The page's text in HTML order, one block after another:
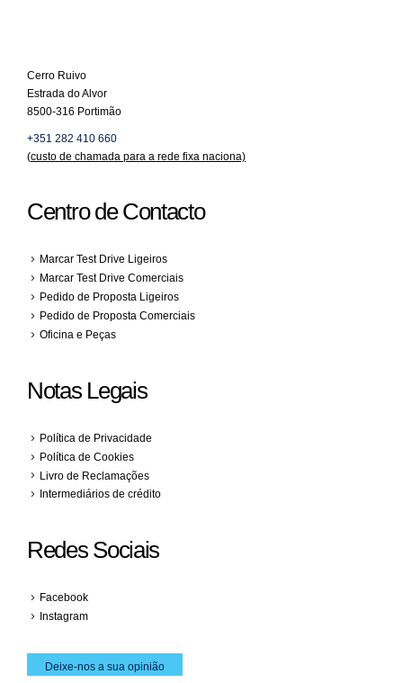
Cerro Ruivo
Estrada do Alvor
8500-316 Portimão
+351 282 410 660
(custo de chamada para a rede fixa naciona)
Centro de Contacto
Marcar Test Drive Ligeiros
Marcar Test Drive Comerciais
Pedido de Proposta Ligeiros
Pedido de Proposta Comerciais
Oficina e Peças
Notas Legais
Política de Privacidade
Política de Cookies
Livro de Reclamações
Intermediários de crédito
Redes Sociais
Facebook
Instagram
Deixe-nos a sua opinião